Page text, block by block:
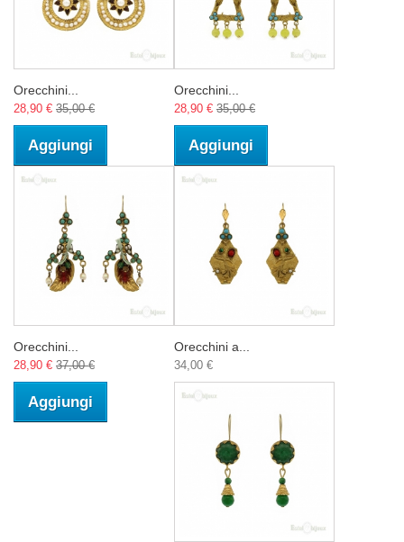
Orecchini...
28,90 € 35,00 €
Aggiungi
Orecchini...
28,90 € 35,00 €
Aggiungi
Orecchini...
28,90 € 37,00 €
Aggiungi
Orecchini a...
34,00 €